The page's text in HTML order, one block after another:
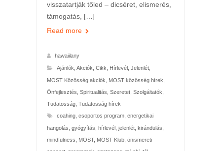
visszatartják tőled – dicséret, elismerés,
támogatás, […]
Read more
hawaiilany
Ajánlók Akciók Cikk Hírlevél, Jelenlét,
MOST Közösség akciók MOST közösség hírek
Önfejlesztés Spiritualitás Szeretet, Szolgáltatók
Tudatosság, Tudatosság hírek
coahing, csoportos program, energetikai
hangolás gyógyítás hírlevél, jelenlét, kirándulás
mindfulness
MOST, MOST Klub, önismereti